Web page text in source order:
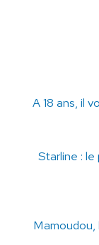
A 18 ans, il
Starline :